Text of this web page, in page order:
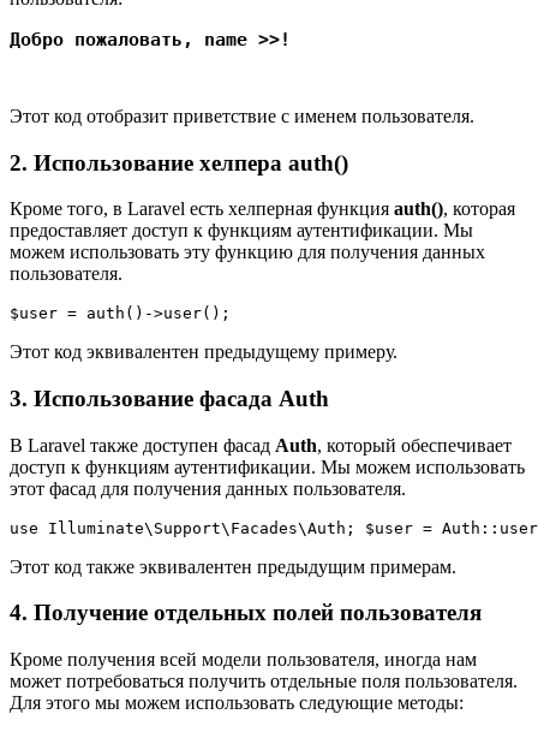
Добро пожаловать, name >>!
Этот код отобразит приветствие с именем пользователя.
2. Использование хелпера auth()
Кроме того, в Laravel есть хелперная функция auth(), которая
предоставляет доступ к функциям аутентификации. Мы
можем использовать эту функцию для получения данных
пользователя.
$user = auth()->user();
Этот код эквивалентен предыдущему примеру.
3. Использование фасада Auth
В Laravel также доступен фасад Auth, который обеспечивает
доступ к функциям аутентификации. Мы можем использовать
этот фасад для получения данных пользователя.
use Illuminate\Support\Facades\Auth; $user =
Этот код также эквивалентен предыдущим примерам.
4. Получение отдельных полей пользователя
Кроме получения всей модели пользователя, иногда нам
может потребоваться получить отдельные поля пользователя.
Для этого мы можем использовать следующие методы: